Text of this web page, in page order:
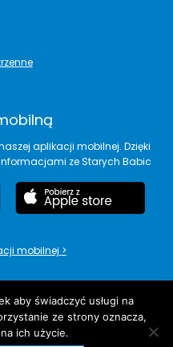
aplikacji mobilnej. Dzięki
ze Starych Babic
mobilnej >
Urząd Gminy Stare Babice
aby świadczyć usługi na
ze strony oznacza,
ich użycie.